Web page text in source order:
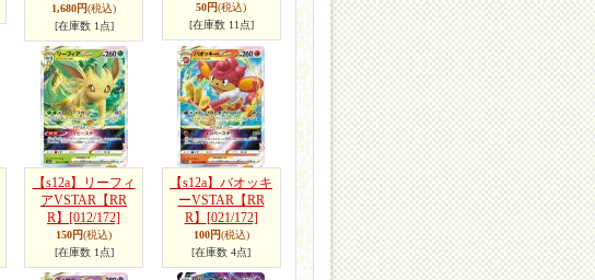
1,680円(税込)
[在庫数 1点]
50円(税込)
[在庫数 11点]
【s12a】リーフィ
アVSTAR【RR
R】 [012/172]
150円(税込)
[在庫数 1点]
【s12a】バオッキ
ーVSTAR【RR
R】
[021/172]
100円(税込)
[在庫数 4点]